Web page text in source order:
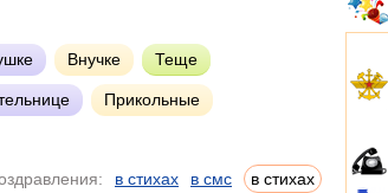
Внучке Теще
Прикольные
в стихах в смс в стихах